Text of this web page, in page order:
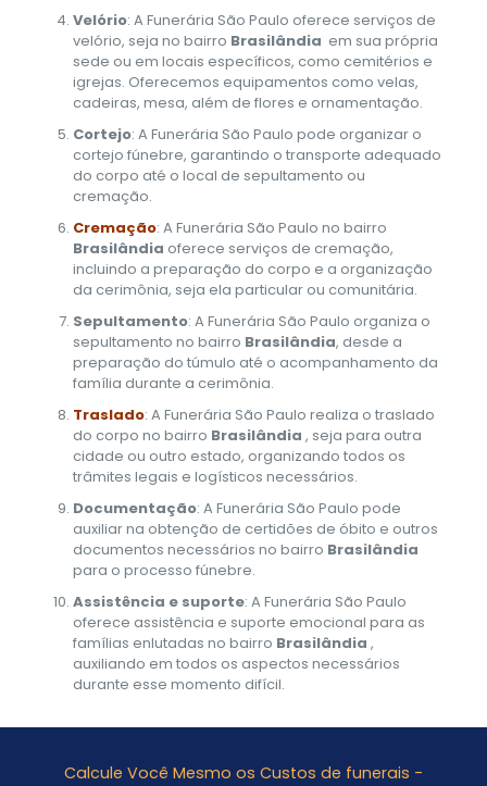
Velório: A Funerária São Paulo oferece serviços de
velório, seja no bairro Brasilândia em sua própria
sede ou em locais específicos, como cemitérios e
igrejas. Oferecemos equipamentos como velas,
cadeiras, mesa, além de flores e ornamentação.
Cortejo: A Funerária São Paulo pode organizar o
cortejo fúnebre, garantindo o transporte adequado
do corpo até o local de sepultamento ou
cremação.
Cremação: A Funerária São Paulo no bairro
Brasilândia oferece serviços de cremação,
incluindo a preparação do corpo e a organização
da cerimônia, seja ela particular ou comunitária.
Sepultamento: A Funerária São Paulo organiza o
sepultamento no bairro Brasilândia, desde a
preparação do túmulo até o acompanhamento da
família durante a cerimônia.
Traslado: A Funerária São Paulo realiza o traslado
do corpo no bairro Brasilândia , seja para outra
cidade ou outro estado, organizando todos os
trâmites legais e logísticos necessários.
Documentação: A Funerária São Paulo pode
auxiliar na obtenção de certidões de óbito e outros
documentos necessários no bairro Brasilândia
para o processo fúnebre.
Assistência e suporte: A Funerária São Paulo
oferece assistência e suporte emocional para as
famílias enlutadas no bairro Brasilândia ,
auxiliando em todos os aspectos necessários
durante esse momento difícil.
Calcule Você Mesmo os Custos de funerais -